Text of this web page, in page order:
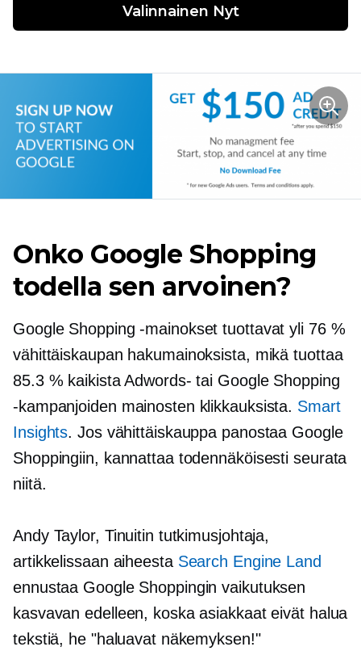
Valinnainen Nyt
Onko Google Shopping
todella sen arvoinen?
Google Shopping -mainokset tuottavat yli 76 %
vähittäiskaupan hakumainoksista, mikä tuottaa
85.3 % kaikista Adwords- tai Google Shopping
-kampanjoiden mainosten klikkauksista. Smart
Insights. Jos vähittäiskauppa panostaa Google
Shoppingiin, kannattaa todennäköisesti seurata
niitä.
Andy Taylor, Tinuitin tutkimusjohtaja,
artikkelissaan aiheesta Search Engine Land
ennustaa Google Shoppingin vaikutuksen
kasvavan edelleen, koska asiakkaat eivät halua
tekstiä, he "haluavat näkemyksen!"